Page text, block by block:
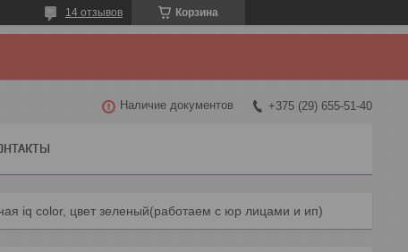
Корзина
14 отзывов
Наличие документов +375 (29) 655-51-40
iq color, цвет зеленый(работаем с юр лицами и ип)